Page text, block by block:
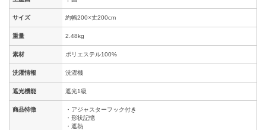
サイズ 約幅200×丈200cm
重量 2.48kg
素材 ポリエステル100%
洗濯情報 洗濯機
遮光機能 遮光1級
商品特徴
・アジャスターフック付き
・形状記憶
・遮熱